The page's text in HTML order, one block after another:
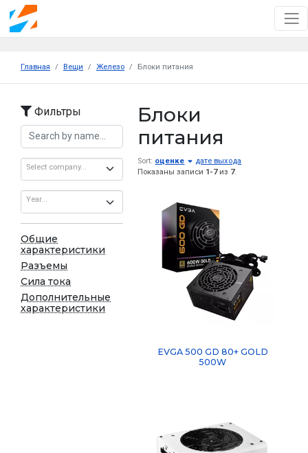
Главная Вещи Железо Блоки питания
Фильтры
Select company...
Year...
Общие
характеристики
Разъемы
Сила тока
Дополнительные
характеристики
Блоки
питания
Sort: оценке
дате выхода
Показаны записи 1-7из 7.
EVGA 500 GD 80+ GOLD
500W